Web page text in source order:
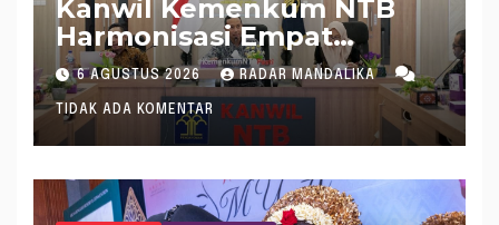
Kanwil Kemenkum NTB
Harmonisasi Empat
Rapergub untuk Perkuat
Kepastian Hukum di NTB
6 AGUSTUS 2026 RADAR MANDALIKA
TIDAK ADA KOMENTAR